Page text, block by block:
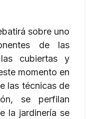
sobre uno
de las
las cubiertas y
momento en
las técnicas de
se perfilan
la jardinería se